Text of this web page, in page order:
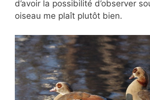
d’avoir la possibilité d’observer
oiseau me plaît plutôt bien.